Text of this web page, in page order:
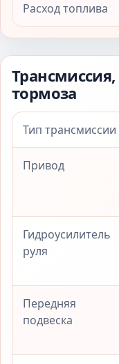
Расход топлива
тормоза
Тип трансмиссии
Привод
Гидроусилитель
руля
Передняя
подвеска